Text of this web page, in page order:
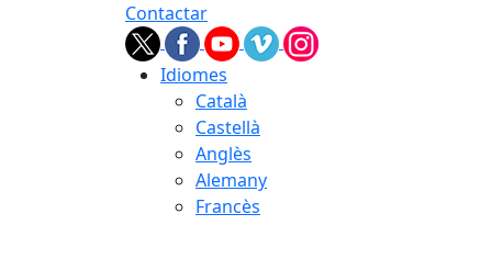
Contactar
Idiomes
Català
Castellà
Anglès
Alemany
Francès